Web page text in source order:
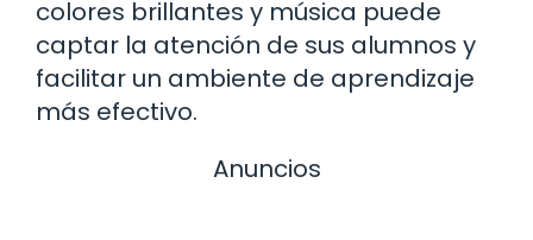
colores brillantes y música puede
captar la atención de sus alumnos y
facilitar un ambiente de aprendizaje
más efectivo.
Anuncios